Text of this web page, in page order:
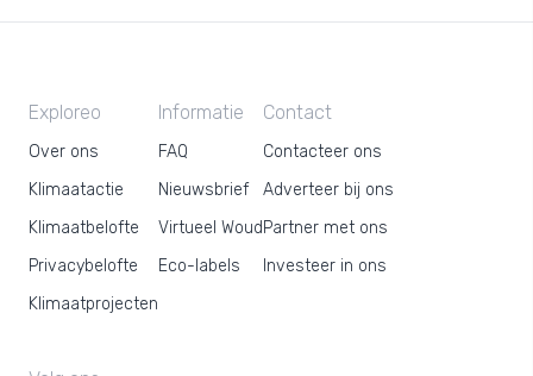
Exploreo
Over ons
Klimaatactie
Klimaatbelofte
Privacybelofte
Klimaatprojecten
Informatie
FAQ
Nieuwsbrief
Virtueel Woud
Eco-labels
Contact
Contacteer ons
Adverteer bij ons
Partner met ons
Investeer in ons